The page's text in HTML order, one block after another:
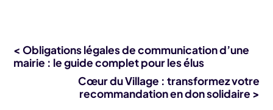
< Obligations légales de communication d’une
mairie : le guide complet pour les élus
Cœur du Village : transformez votre
recommandation en don solidaire >